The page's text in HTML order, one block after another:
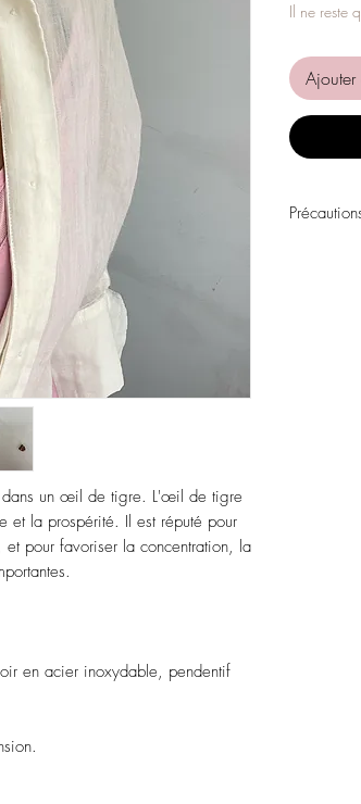
dans un œil de tigre. L'œil de tigre
et la prospérité. Il est réputé pour
pour favoriser la concentration, la
en acier inoxydable, pendentif
Il ne reste